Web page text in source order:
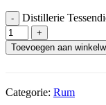
Distillerie
Toevoegen aan
Categorie: Rum